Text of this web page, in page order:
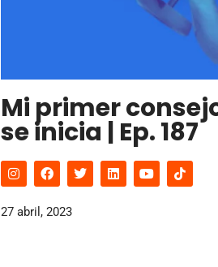
Mi primer
se inicia | Ep. 187
27 abril, 2023